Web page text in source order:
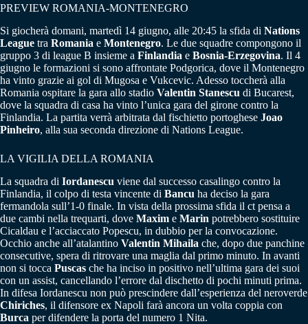
PREVIEW ROMANIA-MONTENEGRO
Si giocherà domani, martedì 14 giugno, alle 20:45 la sfida di Nations
League tra Romania e Montenegro. Le due squadre compongono il
gruppo 3 di league B insieme a Finlandia e Bosnia-Erzegovina. Il 4
giugno le formazioni si sono affrontate Podgorica, dove il Montenegro
ha vinto grazie ai gol di Mugosa e Vukcevic. Adesso toccherà alla
Romania ospitare la gara allo stadio Valentin Stanescu di Bucarest,
dove la squadra di casa ha vinto l’unica gara del girone contro la
Finlandia. La partita verrà arbitrata dal fischietto portoghese Joao
Pinheiro, alla sua seconda direzione di Nations League.
LA VIGILIA DELLA ROMANIA
La squadra di Iordanescu viene dal successo casalingo contro la
Finlandia, il colpo di testa vincente di Bancu ha deciso la gara
fermandola sull’1-0 finale. In vista della prossima sfida il ct pensa a
due cambi nella trequarti, dove Maxim e Marin potrebbero sostituire
Cicaldau e l’acciaccato Popescu, in dubbio per la convocazione.
Occhio anche all’atalantino Valentin Mihaila che, dopo due panchine
consecutive, spera di ritrovare una maglia dal primo minuto. In avanti
non si tocca Puscas che ha inciso in positivo nell’ultima gara dei suoi
con un assist, cancellando l’errore dal dischetto di pochi minuti prima.
In difesa Iordanescu non può prescindere dall’esperienza del neroverde
Chiriches, il difensore ex Napoli farà ancora un volta coppia con
Burca per difendere la porta del numero 1 Nita.